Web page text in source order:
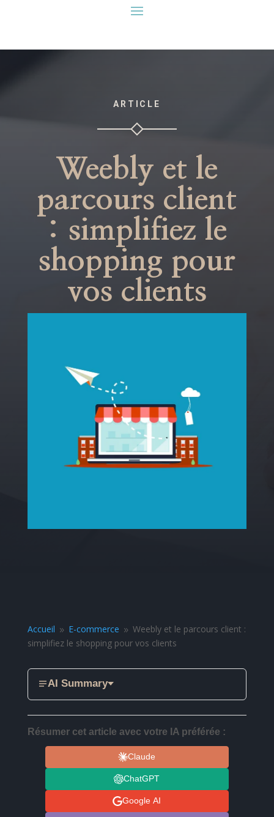
ARTICLE
Weebly et le
parcours client
: simplifiez le
shopping pour
vos clients
Accueil 9 E-commerce 9 Weebly et le parcours client :
simplifiez le shopping pour vos clients
AI Summary
Résumer cet article avec votre IA préférée :
Claude
ChatGPT
Google AI